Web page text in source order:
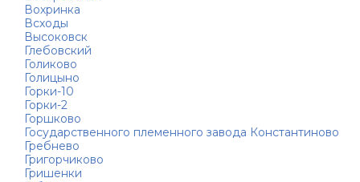
Вохринка
Всходы
Высоковск
Глебовский
Голиково
Голицыно
Горки-10
Горки-2
Горшково
Государственного племенного завода Константиново
Гребнево
Григорчиково
Гришенки